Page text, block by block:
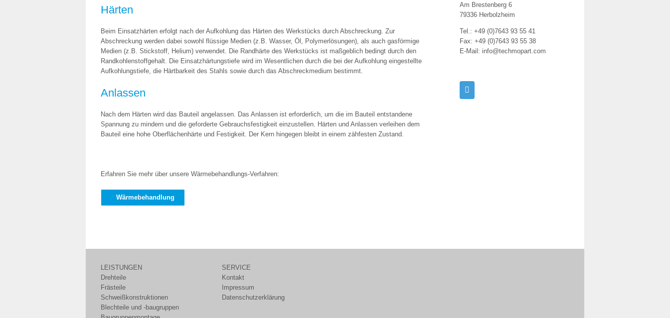
Härten
Beim Einsatzhärten erfolgt nach der Aufkohlung das Härten des Werkstücks durch Abschreckung. Zur
Abschreckung werden dabei sowohl flüssige Medien (z.B. Wasser, Öl, Polymerlösungen), als auch gasförmige
Medien (z.B. Stickstoff, Helium) verwendet. Die Randhärte des Werkstücks ist maßgeblich bedingt durch den
Randkohlenstoffgehalt. Die Einsatzhärtungstiefe wird im Wesentlichen durch die bei der Aufkohlung eingestellte
Aufkohlungstiefe, die Härtbarkeit des Stahls sowie durch das Abschreckmedium bestimmt.
Anlassen
Nach dem Härten wird das Bauteil angelassen. Das Anlassen ist erforderlich, um die im Bauteil entstandene
Spannung zu mindern und die geforderte Gebrauchsfestigkeit einzustellen. Härten und Anlassen verleihen dem
Bauteil eine hohe Oberflächenhärte und Festigkeit. Der Kern hingegen bleibt in einem zähfesten Zustand.
Erfahren Sie mehr über unsere Wärmebehandlungs-Verfahren:
Wärmebehandlung
Am Brestenberg 6
79336 Herbolzheim
Tel.: +49 (0)7643 93 55 41
Fax: +49 (0)7643 93 55 38
E-Mail: info@techmopart.com
LEISTUNGEN
Drehteile
Frästeile
Schweißkonstruktionen
Blechteile und -baugruppen
SERVICE
Kontakt
Impressum
Datenschutzerklärung